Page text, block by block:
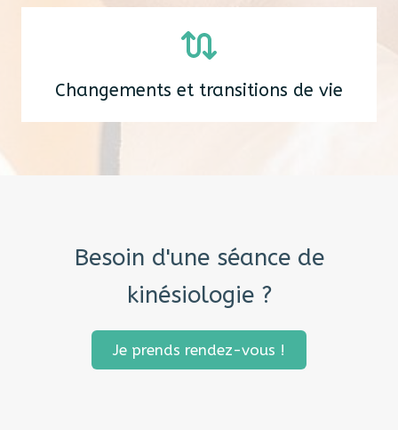
Changements et transitions de vie
Besoin d'une séance de
kinésiologie ?
Je prends rendez-vous !